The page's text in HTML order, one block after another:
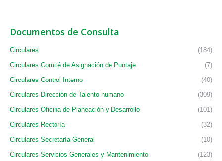
Documentos de Consulta
Circulares
(184)
Circulares Comité de Asignación de Puntaje
(7)
Circulares Control Interno
(40)
Circulares Dirección de Talento humano
(309)
Circulares Oficina de Planeación y Desarrollo
(101)
Circulares Rectoría
(32)
Circulares Secretaría General
(10)
Circulares Servicios Generales y Mantenimiento
(123)